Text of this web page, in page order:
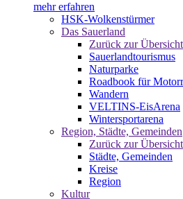
mehr erfahren
HSK-Wolkenstürmer
Das Sauerland
Zurück zur Übersicht
Sauerlandtourismus
Naturparke
Roadbook für
Wandern
VELTINS-EisArena
Wintersportarena
Region, Städte, Gemeinden
Zurück zur Übersicht
Städte, Gemeinden
Kreise
Region
Kultur